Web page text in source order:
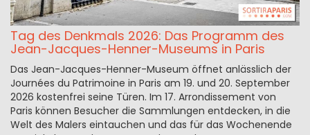
Tag des Denkmals 2026: Das Programm des
Jean-Jacques-Henner-Museums in Paris
Das Jean-Jacques-Henner-Museum öffnet anlässlich der
Journées du Patrimoine in Paris am 19. und 20. September
2026 kostenfrei seine Türen. Im 17. Arrondissement von
Paris können Besucher die Sammlungen entdecken, in die
Welt des Malers eintauchen und das für das Wochenende